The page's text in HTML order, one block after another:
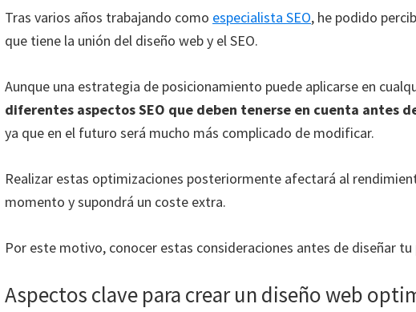
Tras varios años trabajando como especialista SEO, he podido
que tiene la unión del diseño web y el SEO.
Aunque una estrategia de posicionamiento puede aplicarse en
diferentes aspectos SEO que deben tenerse en cuenta antes
ya que en el futuro será mucho más complicado de modificar.
Realizar estas optimizaciones posteriormente afectará al
momento y supondrá un coste extra.
Por este motivo, conocer estas consideraciones antes de diseñar
Aspectos clave para crear un diseño web